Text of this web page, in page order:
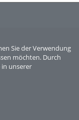
Sie der Verwendung
möchten. Durch
unserer
Sperber